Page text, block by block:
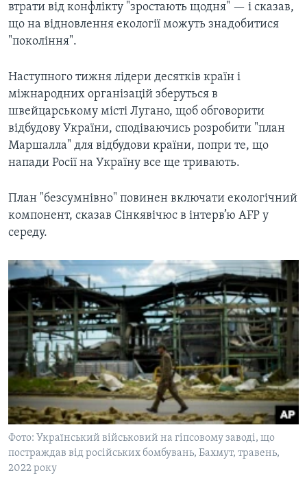
втрати від конфлікту "зростають щодня" — і сказав,
що на відновлення екології можуть знадобитися
"покоління".
Наступного тижня лідери десятків країн і
міжнародних організацій зберуться в
швейцарському місті Лугано, щоб обговорити
відбудову України, сподіваючись розробити "план
Маршалла" для відбудови країни, попри те, що
напади Росії на Україну все ще тривають.
План "безсумнівно" повинен включати екологічний
компонент, сказав Сінкявічюс в інтерв’ю AFP у
середу.
Фото: Український військовий на гіпсовому заводі, що
постраждав від російських бомбувань, Бахмут, травень,
2022 року